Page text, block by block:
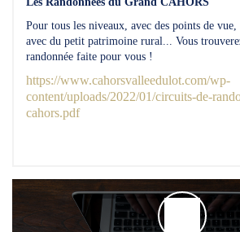
Pour tous les niveaux, avec des points de
avec du petit patrimoine rural... Vous
randonnée faite pour vous !
https://www.cahorsvalleedulot.com/wp-
content/uploads/2022/01/circuits-de-
cahors.pdf